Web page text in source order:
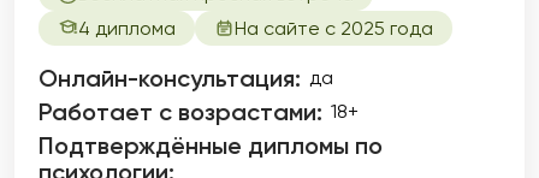
4 диплома
На сайте с 2025 года
Онлайн-консультация: да
Работает с возрастами: 18+
Подтверждённые дипломы по
психологии: